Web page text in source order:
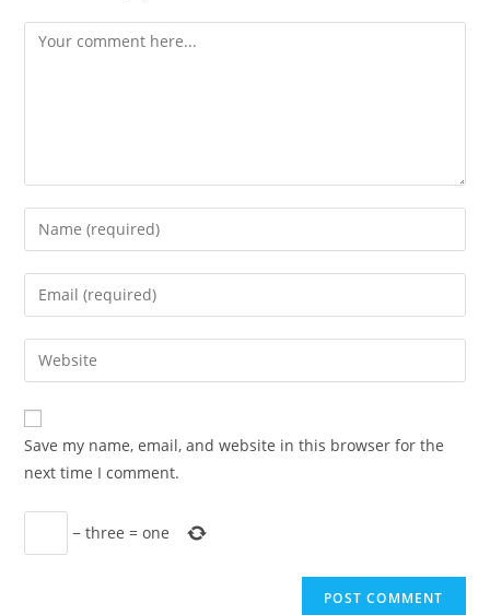
Comment
Enter
your
name
comment
Enter
your
email
address
comment
Enter
your
website
URL
(optional)
Save my name, email, and website in this browser for the
next time I comment.
−three =one